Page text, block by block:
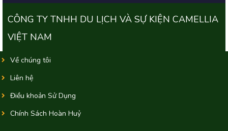
CÔNG TY TNHH DU LỊCH VÀ SỰ KIỆN CAMELLIA
VIỆT NAM
Về chúng tôi
Liên hệ
Điều khoản Sử Dụng
Chính Sách Hoàn Huỷ